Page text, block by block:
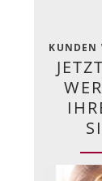
KUNDEN